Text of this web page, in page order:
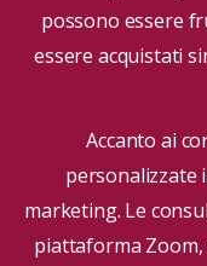
possono essere
essere acquistati
Accanto ai
personalizzate
marketing. Le
piattaforma Zoom,